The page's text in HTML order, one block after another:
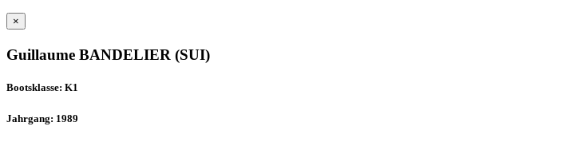
×
Guillaume BANDELIER (SUI)
Bootsklasse: K1
Jahrgang: 1989